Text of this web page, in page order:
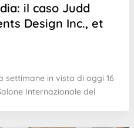
il caso Judd
Design Inc., et
settimane in vista di oggi 16
Internazionale del